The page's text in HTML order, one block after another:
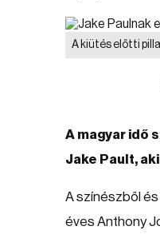
A kiütés előtti
A magyar idő
Jake Pault,
A színészből
éves Anthony